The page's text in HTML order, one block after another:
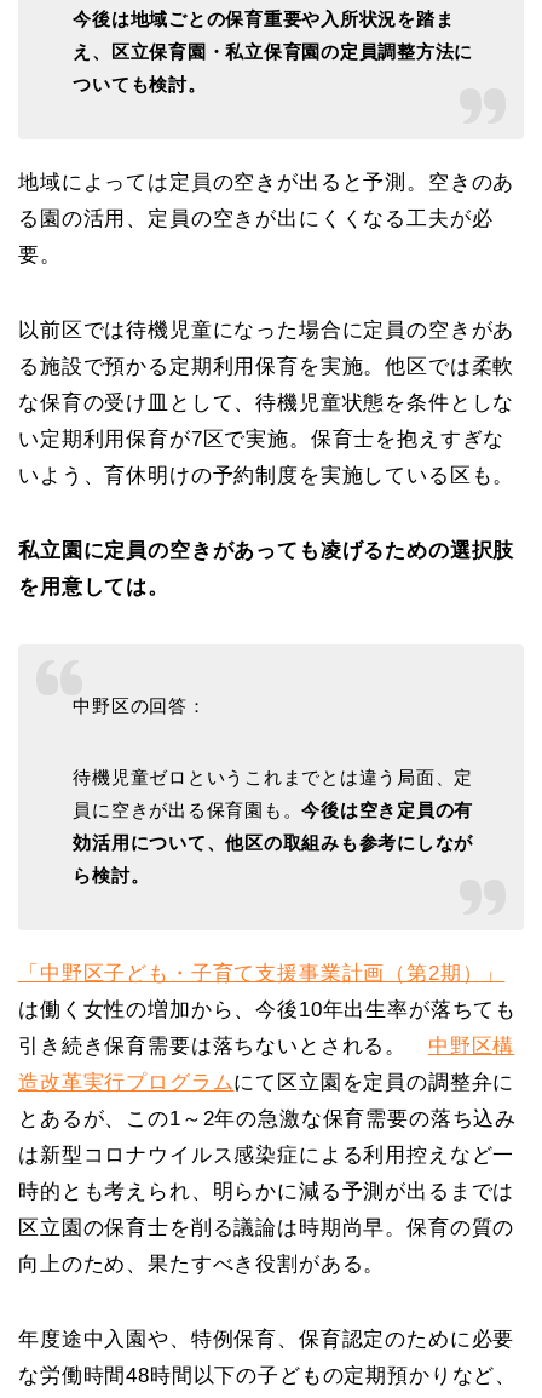
今後は地域ごとの保育重要や入所状況を踏ま
え、区立保育園・私立保育園の定員調整方法に
ついても検討。
地域によっては定員の空きが出ると予測。空きのあ
る園の活用、定員の空きが出にくくなる工夫が必
要。
以前区では待機児童になった場合に定員の空きがあ
る施設で預かる定期利用保育を実施。他区では柔軟
な保育の受け皿として、待機児童状態を条件としな
い定期利用保育が7区で実施。保育士を抱えすぎな
いよう、育休明けの予約制度を実施している区も。
私立園に定員の空きがあっても凌げるための選択肢
を用意しては。
中野区の回答：
待機児童ゼロというこれまでとは違う局面、定
員に空きが出る保育園も。今後は空き定員の有
効活用について、他区の取組みも参考にしなが
ら検討。
「中野区子ども・子育て支援事業計画（第2期）」
は働く女性の増加から、今後10年出生率が落ちても
引き続き保育需要は落ちないとされる。 中野区構
造改革実行プログラムにて区立園を定員の調整弁に
とあるが、この1～2年の急激な保育需要の落ち込み
は新型コロナウイルス感染症による利用控えなど一
時的とも考えられ、明らかに減る予測が出るまでは
区立園の保育士を削る議論は時期尚早。保育の質の
向上のため、果たすべき役割がある。
年度途中入園や、特例保育、保育認定のために必要
な労働時間48時間以下の子どもの定期預かりなど、